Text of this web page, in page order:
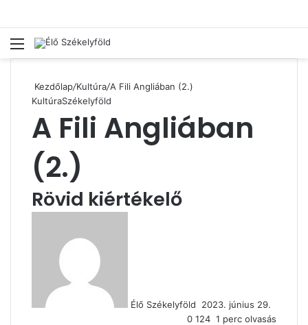
Menü
Kezdőlap/Kultúra/A Fili Angliában (2.)
KultúraSzékelyföld
A Fili Angliában
(2.)
Rövid kiértékelő
Élő Székelyföld
2023. június 29.
0 124 1 perc olvasás